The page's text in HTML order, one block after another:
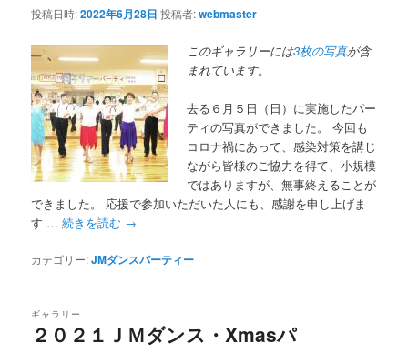
投稿日時:2022年6月28日 投稿者:webmaster
このギャラリーには3枚の写真が含
まれています。
去る６月５日（日）に実施したパー
ティの写真ができました。 今回も
コロナ禍にあって、感染対策を講じ
ながら皆様のご協力を得て、小規模
ではありますが、無事終えることが
できました。 応援で参加いただいた人にも、感謝を申し上げま
す …続きを読む →
カテゴリー:JMダンスパーティー
２０２１ＪＭダンス・Xmasパ
ギャラリー